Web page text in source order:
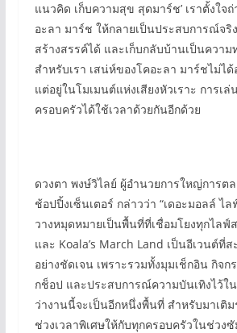
แนวคิด เก็บความสุข สุดมาร์ช’ เราตั้งใจ
อะลา มาร์ช ให้กลายเป็นประสบการณ์จริ
สร้างสรรค์ได้ และเก็บกลับบ้านเป็นความ
สำหรับเรา เสน่ห์ของโคอะลา มาร์ชไม่ไ
แต่อยู่ในโมเมนต์แห่งเสียงหัวเราะ การเ
ครอบครัวได้ใช้เวลาด้วยกันอีกด้วย
ดวงตา พงษ์วิไลย์ ผู้อำนวยการใหญ่การต
ช้อปปิ้งเซ็นเตอร์ กล่าวว่า “เดอะมอลล์ ไ
วางหมุดหมายเป็นพื้นที่ที่เชื่อมโยงทุกไลฟ์
และ Koala’s March Land เป็นอีเวนต์ที่
อย่างชัดเจน เพราะรวมทั้งมุมเช็กอิน กิจก
กช็อป และประสบการณ์ความบันเทิงไว้ใน
ว่างานนี้จะเป็นอีกหนึ่งพื้นที่ สำหรับมาเติ
ช่วงเวลาพิเศษให้กับทุกครอบครัวในช่วงซั